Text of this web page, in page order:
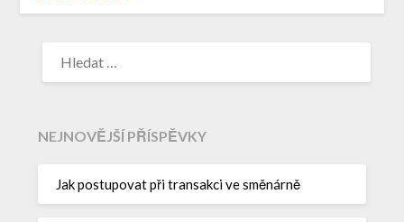
NEJNOVĚJŠÍ PŘÍSPĚVKY
Jak postupovat při transakci ve směnárně